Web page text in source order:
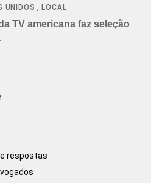
UNIDOS ,LOCAL
TV americana faz seleção
respostas